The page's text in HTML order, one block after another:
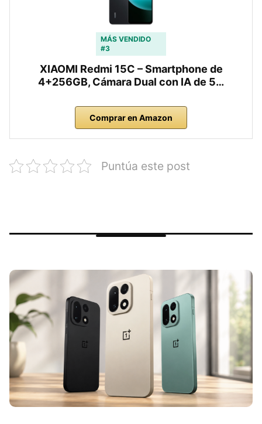
MÁS VENDIDO
#3
XIAOMI Redmi 15C – Smartphone de
4+256GB, Cámara Dual con IA de 5…
Comprar en Amazon
Puntúa este post